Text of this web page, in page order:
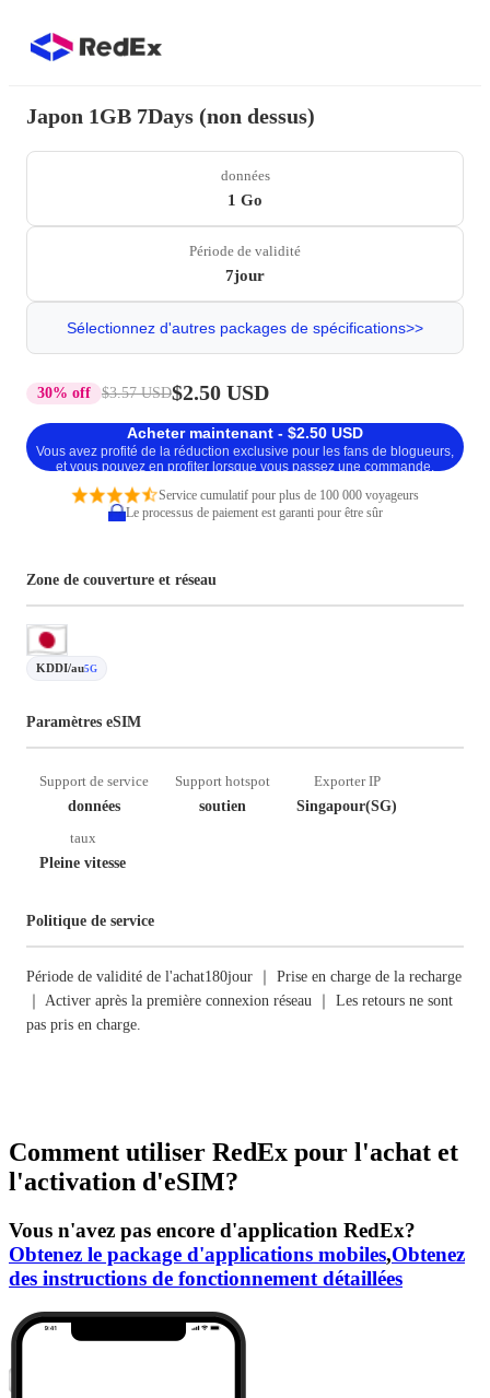
Japon 1GB 7Days (non dessus)
données
1 Go
Période de validité
7jour
Sélectionnez d'autres packages de spécifications>>
30% off $3.57 USD$2.50 USD
Acheter maintenant - $2.50 USD
Vous avez profité de la réduction exclusive pour les fans de blogueurs,
et vous pouvez en profiter lorsque vous passez une commande.
Service cumulatif pour plus de 100 000 voyageurs
Le processus de paiement est garanti pour être sûr
Zone de couverture et réseau
KDDI/au5G
Paramètres eSIM
Support de service
données
Support hotspot
soutien
Exporter IP
Singapour(SG)
taux
Pleine vitesse
Politique de service
Période de validité de l'achat180jour ｜ Prise en charge de la recharge
｜ Activer après la première connexion réseau ｜ Les retours ne sont
pas pris en charge.
Comment utiliser RedEx pour l'achat et
l'activation d'eSIM?
Vous n'avez pas encore d'application RedEx?
Obtenez le package d'applications mobiles,Obtenez
des instructions de fonctionnement détaillées